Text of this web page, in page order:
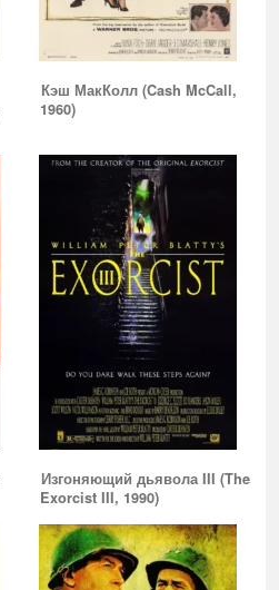
Кэш МакКолл (Cash McCall,
1960)
Изгоняющий дьявола III (The
Exorcist III, 1990)